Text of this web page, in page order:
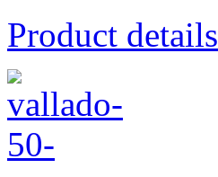
Product details